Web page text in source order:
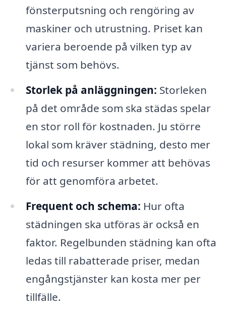
fönsterputsning och rengöring av
maskiner och utrustning. Priset kan
variera beroende på vilken typ av
tjänst som behövs.
Storlek på anläggningen: Storleken
på det område som ska städas spelar
en stor roll för kostnaden. Ju större
lokal som kräver städning, desto mer
tid och resurser kommer att behövas
för att genomföra arbetet.
Frequent och schema: Hur ofta
städningen ska utföras är också en
faktor. Regelbunden städning kan ofta
ledas till rabatterade priser, medan
engångstjänster kan kosta mer per
tillfälle.